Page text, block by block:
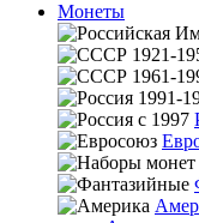
Монеты